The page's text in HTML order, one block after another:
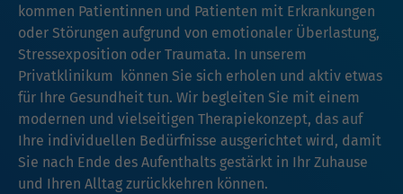
kommen Patientinnen und Patienten mit Erkrankungen
oder Störungen aufgrund von emotionaler Überlastung,
Stressexposition oder Traumata. In unserem
Privatklinikum können Sie sich erholen und aktiv etwas
für Ihre Gesundheit tun. Wir begleiten Sie mit einem
modernen und vielseitigen Therapiekonzept, das auf
Ihre individuellen Bedürfnisse ausgerichtet wird, damit
Sie nach Ende des Aufenthalts gestärkt in Ihr Zuhause
und Ihren Alltag zurückkehren können.